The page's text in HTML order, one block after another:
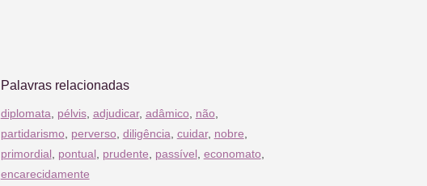
Palavras relacionadas
diplomata pélvis, adjudicar, adâmico, não,
partidarismo, perverso, diligência cuidar, nobre
primordial, pontual, prudente passível, economato,
encarecidamente